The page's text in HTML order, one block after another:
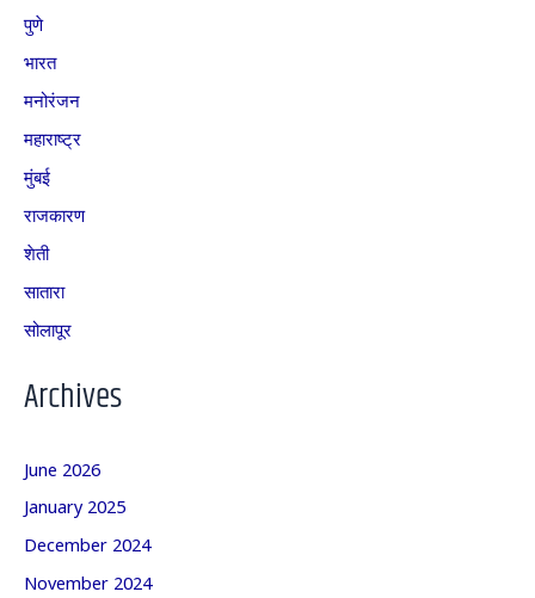
पुणे
भारत
मनोरंजन
महाराष्ट्र
मुंबई
राजकारण
शेती
सातारा
सोलापूर
Archives
June 2026
January 2025
December 2024
November 2024